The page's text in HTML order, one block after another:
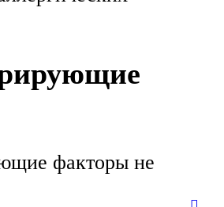
факторы не